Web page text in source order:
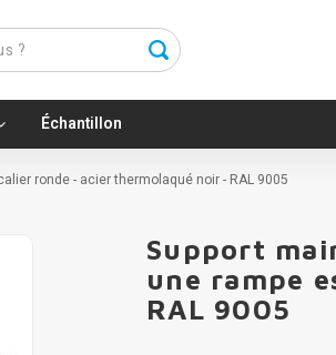
Échantillon
ronde - acier thermolaqué noir - RAL 9005
Support
une rampe
RAL 9005